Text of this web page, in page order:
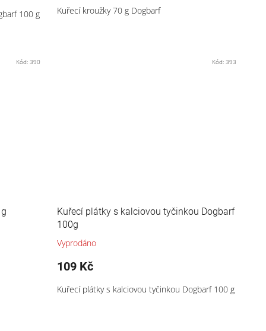
100 g Kuřecí kroužky 70 g Dogbarf
Kód: 390
Kuřecí plátky s kalciovou tyčinkou Dogbarf
100g
Vyprodáno
109 Kč
Kuřecí plátky s kalciovou tyčinkou Dogbarf 100 g
Kód: 393